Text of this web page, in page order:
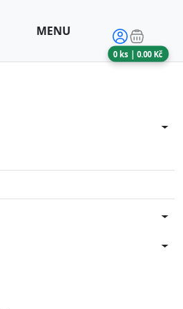
MENU
0 ks |0.00 Kč